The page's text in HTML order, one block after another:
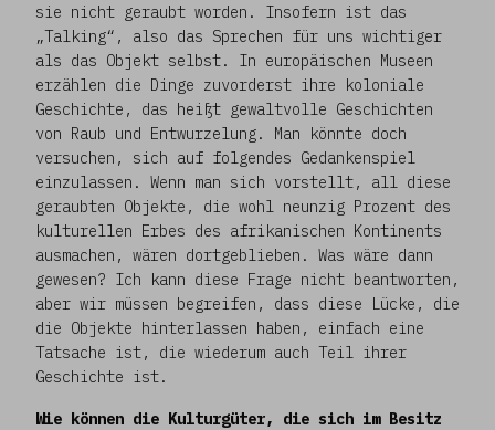
sie nicht geraubt worden. Insofern ist das
„Talking“, also das Sprechen für uns wichtiger
als das Objekt selbst. In europäischen Museen
erzählen die Dinge zuvorderst ihre koloniale
Geschichte, das heißt gewaltvolle Geschichten
von Raub und Entwurzelung. Man könnte doch
versuchen, sich auf folgendes Gedankenspiel
einzulassen. Wenn man sich vorstellt, all diese
geraubten Objekte, die wohl neunzig Prozent des
kulturellen Erbes des afrikanischen Kontinents
ausmachen, wären dortgeblieben. Was wäre dann
gewesen? Ich kann diese Frage nicht beantworten,
aber wir müssen begreifen, dass diese Lücke, die
die Objekte hinterlassen haben, einfach eine
Tatsache ist, die wiederum auch Teil ihrer
Geschichte ist.
Wie können die Kulturgüter, die sich im Besitz